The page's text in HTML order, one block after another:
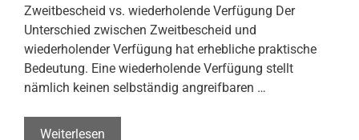
Zweitbescheid vs. wiederholende Verfügung Der
Unterschied zwischen Zweitbescheid und
wiederholender Verfügung hat erhebliche praktische
Bedeutung. Eine wiederholende Verfügung stellt
nämlich keinen selbständig angreifbaren …
Weiterlesen